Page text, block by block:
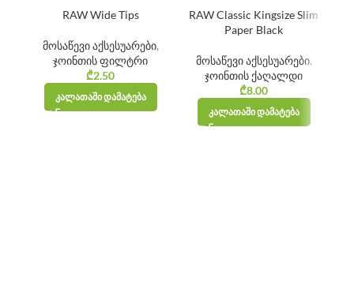
RAW Wide Tips
მოსაწევი აქსესუარები,
ჯოინთის ფილტრი
₾2.50
ᲙᲐᲚᲐᲗᲐᲨᲘ ᲓᲐᲛᲐᲢᲔᲑᲐ
RAW Classic Kingsize Slim
Paper Black
მოსაწევი აქსესუარები,
ჯოინთის ქაღალდი
₾8.00
ᲙᲐᲚᲐᲗᲐᲨᲘ ᲓᲐᲛᲐᲢᲔᲑᲐ